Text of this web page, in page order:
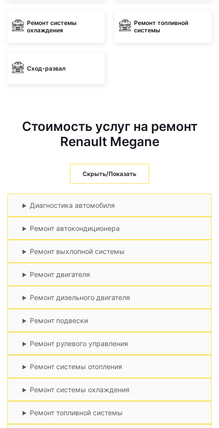
Ремонт системы
охлаждения
Ремонт топливной
системы
Сход-развал
Стоимость услуг на ремонт
Renault Megane
Скрыть/Показать
Диагностика автомобиля
Ремонт автокондиционера
Ремонт выхлопной системы
Ремонт двигателя
Ремонт дизельного двигателя
Ремонт подвески
Ремонт рулевого управления
Ремонт системы отопления
Ремонт системы охлаждения
Ремонт топливной системы